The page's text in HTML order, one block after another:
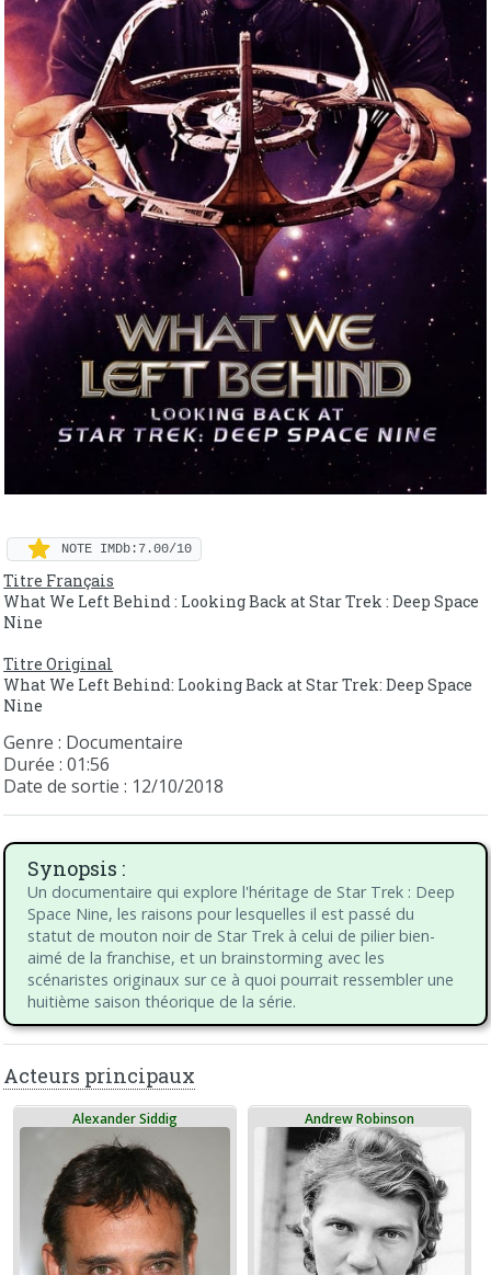
NOTE IMDb:7.00/10
Titre Français
What We Left Behind : Looking Back at Star Trek : Deep Space
Nine
Titre Original
What We Left Behind: Looking Back at Star Trek: Deep Space
Nine
Genre : Documentaire
Durée : 01:56
Date de sortie : 12/10/2018
Synopsis :
Un documentaire qui explore l'héritage de Star Trek : Deep
Space Nine, les raisons pour lesquelles il est passé du
statut de mouton noir de Star Trek à celui de pilier bien-
aimé de la franchise, et un brainstorming avec les
scénaristes originaux sur ce à quoi pourrait ressembler une
huitième saison théorique de la série.
Acteurs principaux
Alexander Siddig Andrew Robinson